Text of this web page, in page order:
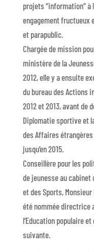
projets “information”
engagement fructueux
et parapublic.
Chargée de mission
ministère de la
2012, elle y a ensuite
du bureau des Actions
2012 et 2013, avant de
Diplomatie sportive et
des Affaires
jusqu’en 2015.
Conseillère pour les
de jeunesse au cabinet
et des Sports,
été nommée directrice
l’Education populaire
suivante.